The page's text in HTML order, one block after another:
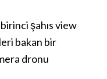
şahıs view
bakan bir
dronu